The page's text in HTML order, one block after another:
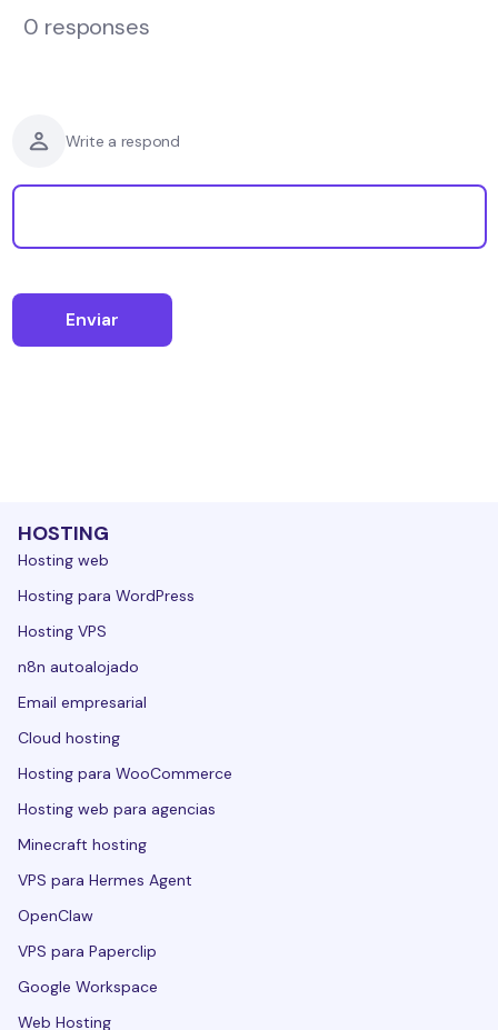
0 responses
Write a respond
HOSTING
Hosting web
Hosting para WordPress
Hosting VPS
n8n autoalojado
Email empresarial
Cloud hosting
Hosting para WooCommerce
Hosting web para agencias
Minecraft hosting
VPS para Hermes Agent
OpenClaw
VPS para Paperclip
Google Workspace
Web Hosting